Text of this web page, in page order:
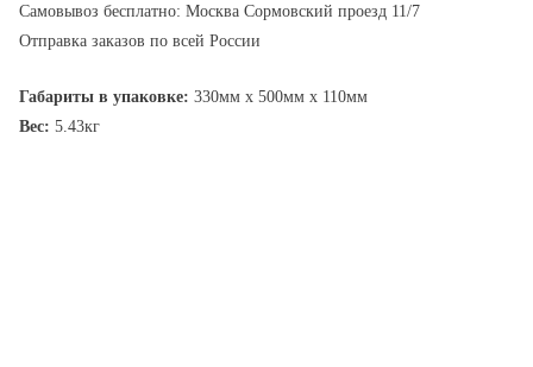
Самовывоз бесплатно: Москва Сормовский проезд 11/7
Отправка заказов по всей России
Габариты в упаковке: 330мм x 500мм x 110мм
Вес: 5.43кг